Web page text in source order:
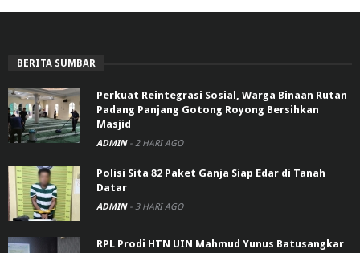
BERITA SUMBAR
Perkuat Reintegrasi Sosial, Warga Binaan Rutan
Padang Panjang Gotong Royong Bersihkan
Masjid
ADMIN - 2 HARI AGO
Polisi Sita 82 Paket Ganja Siap Edar di Tanah
Datar
ADMIN - 3 HARI AGO
RPL Prodi HTN UIN Mahmud Yunus Batusangkar